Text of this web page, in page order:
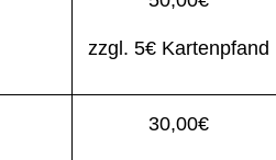
zzgl. 5€ Kartenpfand
30,00€